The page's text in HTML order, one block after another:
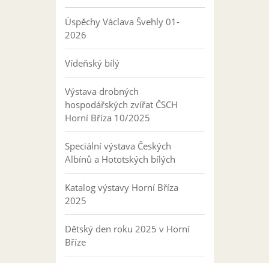
Úspěchy Václava Švehly 01-
2026
Vídeňský bílý
Výstava drobných
hospodářských zvířat ČSCH
Horní Bříza 10/2025
Speciální výstava Českých
Albínů a Hototských bílých
Katalog výstavy Horní Bříza
2025
Dětský den roku 2025 v Horní
Bříze